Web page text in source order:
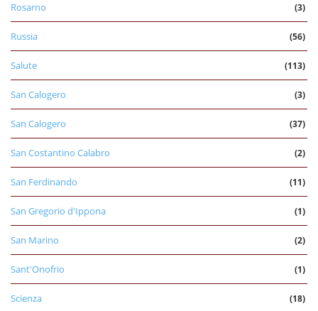
Rosarno (3)
Russia (56)
Salute (113)
San Calogero (3)
San Calogero (37)
San Costantino Calabro (2)
San Ferdinando (11)
San Gregorio d'Ippona (1)
San Marino (2)
Sant'Onofrio (1)
Scienza (18)